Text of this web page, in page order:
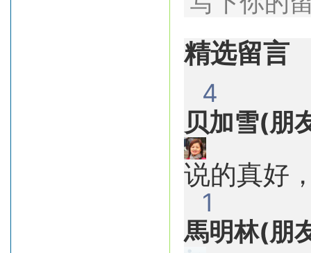
精选留言
4
贝加雪(朋
说的真好
1
馬明林(朋